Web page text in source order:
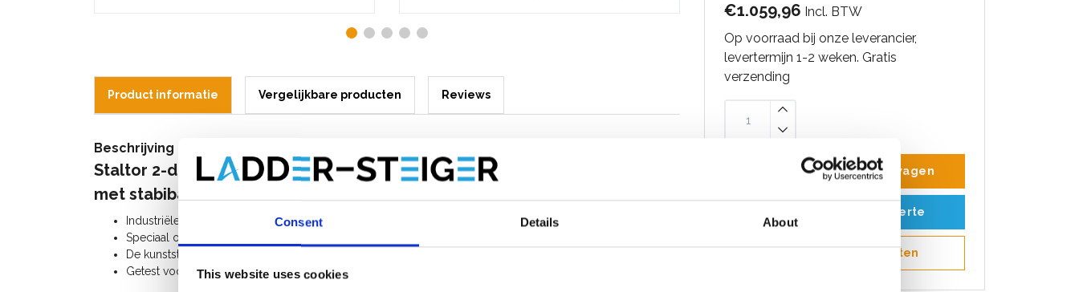
Consent Details About
This website uses cookies
€1.059,96 Incl. BTW
Op voorraad bij onze leverancier,
levertermijn 1-2 weken. Gratis
verzending
Toevoegen aan winkelwagen
Toevoegen aan offerte
Opslaan in favorieten
Product informatie Vergelijkbare producten Reviews
Beschrijving
Staltor 2-delige glasvezel versterkte kunststof GVK ladder 2x10 sporten
met stabibalk
Industriële kunststof reformladder, kan gebruikt worden als schuifladder of in A-vorm.
Speciaal ontworpen voor de elektrische, chemische industrie en voedingsnijverheid.
De kunststof glasvezel ladder is voorzien van kunststof sporten diameter 27 mm & een stabilisatiebalk.
Getest voor een gebruik bij 30.000 Volt.